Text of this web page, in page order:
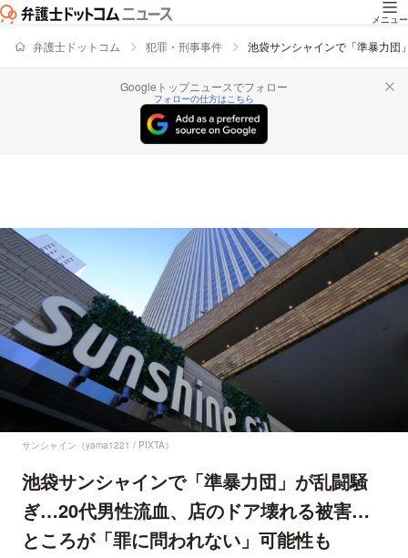
メニュー
弁護士ドットコム 犯罪・刑事事件 池袋サンシャインで「準暴力
Googleトップニュースでフォロー
フォローの仕方はこちら
サンシャイン（yama1221 / PIXTA）
池袋サンシャインで「準暴力団」が乱闘騒
ぎ…20代男性流血、店のドア壊れる被害…
ところが「罪に問われない」可能性も